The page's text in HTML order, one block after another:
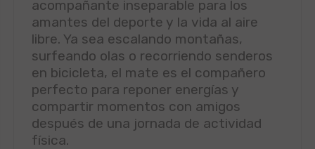
acompañante inseparable para los
amantes del deporte y la vida al aire
libre. Ya sea escalando montañas,
surfeando olas o recorriendo senderos
en bicicleta, el mate es el compañero
perfecto para reponer energías y
compartir momentos con amigos
después de una jornada de actividad
física.